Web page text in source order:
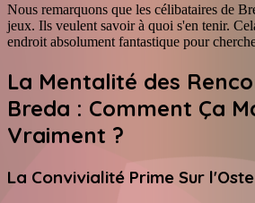
Nous remarquons que les célibataires de
jeux. Ils veulent savoir à quoi s'en tenir.
endroit absolument fantastique pour
La Mentalité des
Breda : Comment Ça
Vraiment ?
La Convivialité Prime Sur